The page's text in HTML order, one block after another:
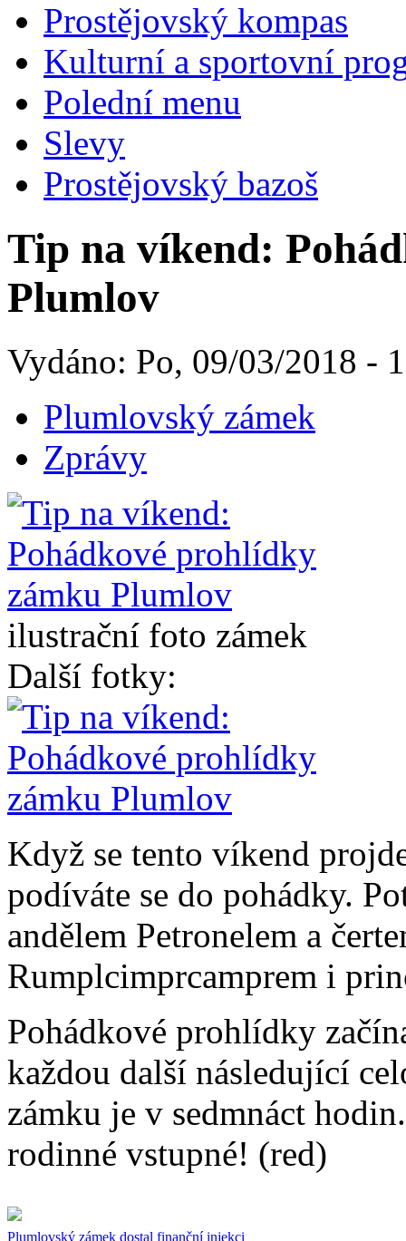
Prostějovský kompas
Kulturní a sportovní
Polední menu
Slevy
Prostějovský bazoš
Tip na víkend:
Plumlov
Vydáno: Po, 09/03/2018 -
Plumlovský zámek
Zprávy
ilustrační foto zámek
Další fotky:
Když se tento víkend
podíváte se do pohádky.
andělem Petronelem a
Rumplcimprcamprem i
Pohádkové prohlídky
každou další následující
zámku je v sedmnáct
rodinné vstupné! (red)
Plumlovský zámek dostal finanční injekci